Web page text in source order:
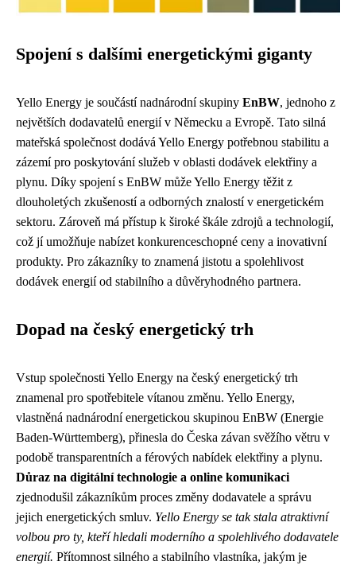
Spojení s dalšími energetickými giganty
Yello Energy je součástí nadnárodní skupiny EnBW, jednoho z
největších dodavatelů energií v Německu a Evropě. Tato silná
mateřská společnost dodává Yello Energy potřebnou stabilitu a
zázemí pro poskytování služeb v oblasti dodávek elektřiny a
plynu. Díky spojení s EnBW může Yello Energy těžit z
dlouholetých zkušeností a odborných znalostí v energetickém
sektoru. Zároveň má přístup k široké škále zdrojů a technologií,
což jí umožňuje nabízet konkurenceschopné ceny a inovativní
produkty. Pro zákazníky to znamená jistotu a spolehlivost
dodávek energií od stabilního a důvěryhodného partnera.
Dopad na český energetický trh
Vstup společnosti Yello Energy na český energetický trh
znamenal pro spotřebitele vítanou změnu. Yello Energy,
vlastněná nadnárodní energetickou skupinou EnBW (Energie
Baden-Württemberg), přinesla do Česka závan svěžího větru v
podobě transparentních a férových nabídek elektřiny a plynu.
Důraz na digitální technologie a online komunikaci
zjednodušil zákazníkům proces změny dodavatele a správu
jejich energetických smluv. Yello Energy se tak stala atraktivní
volbou pro ty, kteří hledali moderního a spolehlivého dodavatele
energií. Přítomnost silného a stabilního vlastníka, jakým je